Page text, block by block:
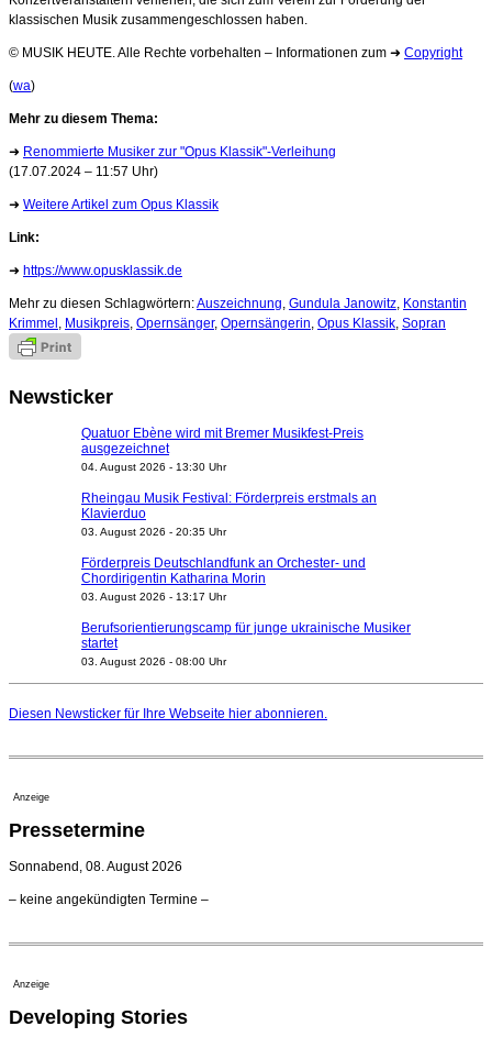
klassischen Musik zusammengeschlossen haben.
© MUSIK HEUTE. Alle Rechte vorbehalten – Informationen zum ➜ Copyright
(wa)
Mehr zu diesem Thema:
➜ Renommierte Musiker zur "Opus Klassik"-Verleihung
(17.07.2024 – 11:57 Uhr)
➜ Weitere Artikel zum Opus Klassik
Link:
➜ https://www.opusklassik.de
Mehr zu diesen Schlagwörtern:Auszeichnung, Gundula Janowitz, Konstantin
Krimmel , Musikpreis, Opernsänger, Opernsängerin, Opus Klassik, Sopran
Newsticker
Quatuor Ebène wird mit Bremer Musikfest-Preis
ausgezeichnet
04. August 2026 - 13:30 Uhr
Rheingau Musik Festival: Förderpreis erstmals an
Klavierduo
03. August 2026 - 20:35 Uhr
Förderpreis Deutschlandfunk an Orchester- und
Chordirigentin Katharina Morin
03. August 2026 - 13:17 Uhr
Berufsorientierungscamp für junge ukrainische Musiker
startet
03. August 2026 - 08:00 Uhr
Nationaltheater Mannheim
Regensburger Generalmusikdirektor Stefan Veselka
Kammerorchester Heilbronn: Chefdirigent Risto Joost
verlängert bis 2030
Ensemblemitglieder
Dirigent Nicolás Pasquet mit Würth-Preis der
Jeunesses Musicales ausgezeichnet
Diesen Newsticker für Ihre Webseite hier abonnieren.
Anzeige
Pressetermine
Sonnabend, 08. August 2026
– keine angekündigten Termine –
Anzeige
Developing Stories